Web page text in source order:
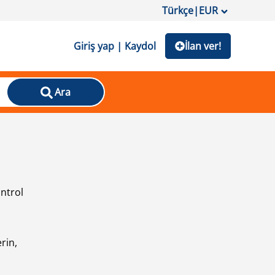
Türkçe|EUR
Giriş yap | Kaydol İlan ver!
Ara